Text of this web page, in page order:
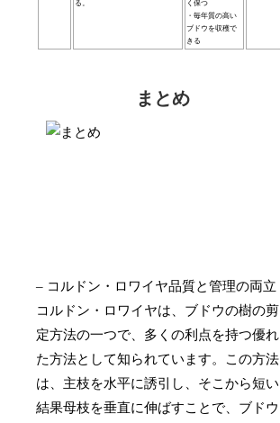
る。
く保つ
・毎年質の高い
ブドウを収穫で
きる
まとめ
– コルドン・ロワイヤ品質と管理の両立
コルドン・ロワイヤは、ブドウの樹の剪
定方法の一つで、多くの利点を持つ優れ
た方法として知られています。この方法
は、主枝を水平に誘引し、そこから短い
結果母枝を垂直に伸ばすことで、ブドウ